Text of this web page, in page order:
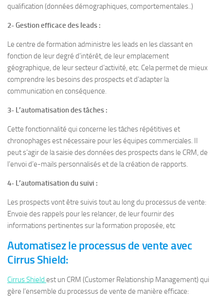
qualification (données démographiques, comportementales..)
2- Gestion efficace des leads :
Le centre de formation administre les leads en les classant en
fonction de leur degré d’intérêt, de leur emplacement
géographique, de leur secteur d’activité, etc. Cela permet de mieux
comprendre les besoins des prospects et d’adapter la
communication en conséquence.
3- L’automatisation des tâches :
Cette fonctionnalité qui concerne les tâches répétitives et
chronophages est nécessaire pour les équipes commerciales. Il
peut s’agir de la saisie des données des prospects dans le CRM, de
l’envoi d’e-mails personnalisés et de la création de rapports.
4- L’automatisation du suivi :
Les prospects vont être suivis tout au long du processus de vente:
Envoie des rappels pour les relancer, de leur fournir des
informations pertinentes sur la formation proposée, etc
Automatisez le processus de vente avec
Cirrus Shield:
Cirrus Shield est un CRM (Customer Relationship Management) qui
gère l’ensemble du processus de vente de manière efficace: